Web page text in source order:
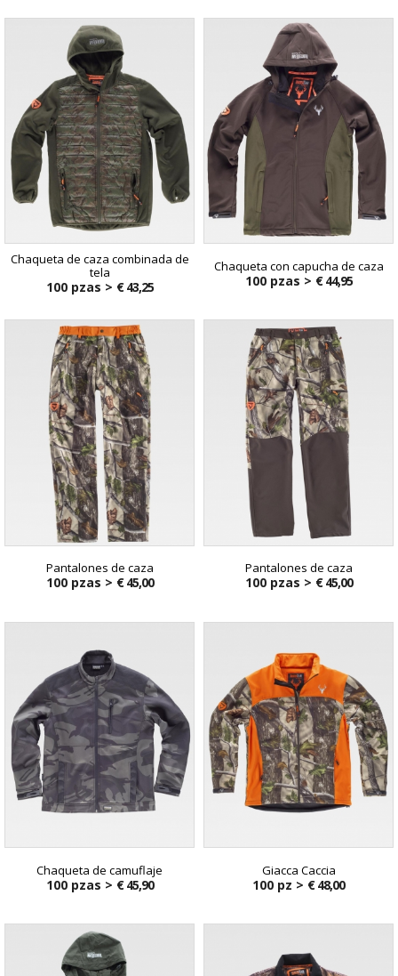
Chaqueta de caza combinada de
tela
100 pzas > € 43,25
Chaqueta con capucha de caza
100 pzas > € 44,95
Pantalones de caza
100 pzas > € 45,00
Pantalones de caza
100 pzas > € 45,00
Chaqueta de camuflaje
100 pzas > € 45,90
Giacca Caccia
100 pz > € 48,00